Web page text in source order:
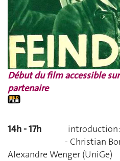
Début du film accessible
partenaire
14h - 17h
introduction :
- Christian Bonah
Alexandre Wenger (UniGe)